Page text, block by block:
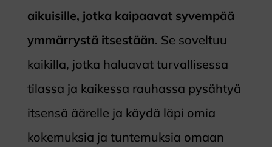
aikuisille, jotka kaipaavat syvempää
ymmärrystä itsestään. Se soveltuu
kaikilla, jotka haluavat turvallisessa
tilassa ja kaikessa rauhassa pysähtyä
itsensä äärelle ja käydä läpi omia
kokemuksia ja tuntemuksia omaan